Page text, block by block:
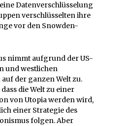
Datenverschlüsselung
verschlüsselten ihre
vor den Snowden-
nimmt aufgrund der US-
und westlichen
der ganzen Welt zu.
die Welt zu einer
von Utopia werden wird,
einer Strategie des
folgen. Aber